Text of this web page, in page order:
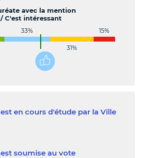
avec la mention
C'est intéressant
33% 15%
31%
en cours d'étude par la Ville
soumise au vote